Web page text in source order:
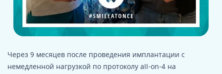
Через 9 месяцев после проведения имплантации с
немедленной нагрузкой по протоколу all-on-4 на